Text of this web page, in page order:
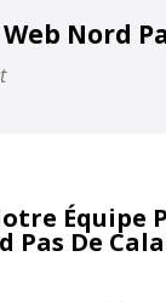
Nord
Équipe
Pas De